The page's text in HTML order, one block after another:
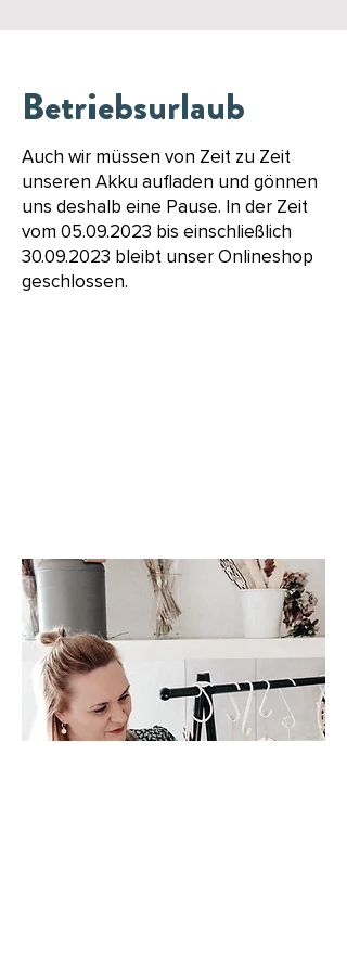
Betriebsurlaub
Auch wir müssen von Zeit zu Zeit
unseren Akku aufladen und gönnen
uns deshalb eine Pause. In der Zeit
vom 05.09.2023 bis einschließlich
30.09.2023 bleibt unser Onlineshop
geschlossen.